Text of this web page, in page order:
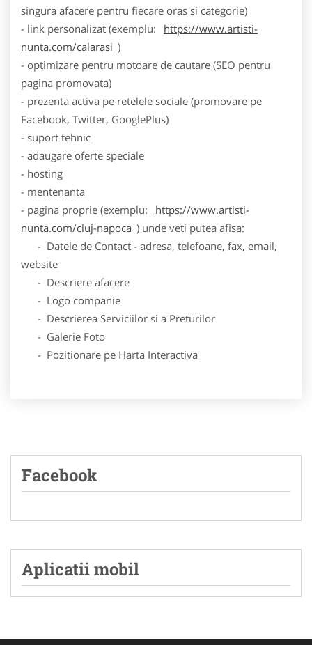
singura afacere pentru fiecare oras si categorie)
- link personalizat (exemplu:
https://www.artisti-
nunta.com/calarasi )
- optimizare pentru motoare de cautare (SEO pentru
pagina promovata)
- prezenta activa pe retelele sociale (promovare pe
Facebook, Twitter, GooglePlus)
- suport tehnic
- adaugare oferte speciale
- hosting
- mentenanta
- pagina proprie (exemplu:
https://www.artisti-
nunta.com/cluj-napoca ) unde veti putea afisa:
- Datele de Contact - adresa, telefoane, fax, email,
website
- Descriere afacere
- Logo companie
- Descrierea Serviciilor si a Preturilor
- Galerie Foto
- Pozitionare pe Harta Interactiva
Facebook
Aplicatii mobil